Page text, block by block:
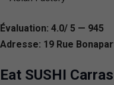
Évaluation: 4.0/ 5 — 945
Adresse: 19 Rue
Eat SUSHI Carras